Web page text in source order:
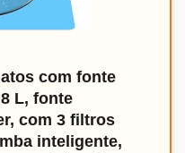
com fonte
L, fonte
com 3 filtros
inteligente,